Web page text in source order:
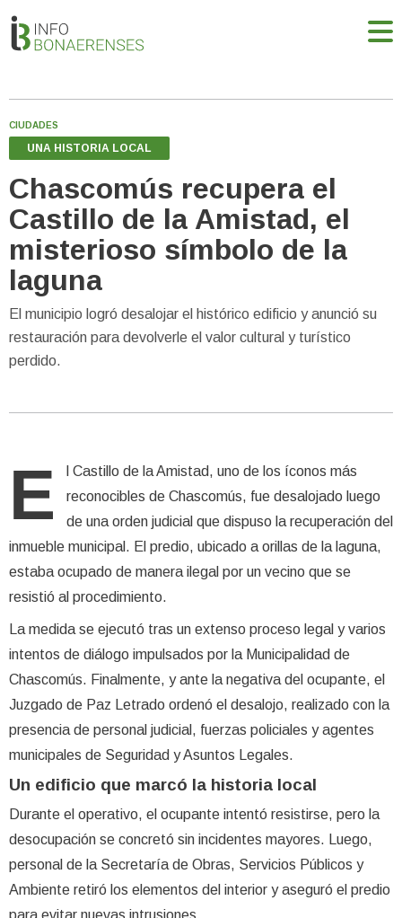
CIUDADES
UNA HISTORIA LOCAL
Chascomús recupera el
Castillo de la Amistad, el
misterioso símbolo de la
laguna
El municipio logró desalojar el histórico edificio y anunció su
restauración para devolverle el valor cultural y turístico
perdido.
E
l Castillo de la Amistad, uno de los íconos más
reconocibles de Chascomús, fue desalojado luego
de una orden judicial que dispuso la recuperación del
inmueble municipal. El predio, ubicado a orillas de la laguna,
estaba ocupado de manera ilegal por un vecino que se
resistió al procedimiento.
La medida se ejecutó tras un extenso proceso legal y varios
intentos de diálogo impulsados por la Municipalidad de
Chascomús. Finalmente, y ante la negativa del ocupante, el
Juzgado de Paz Letrado ordenó el desalojo, realizado con la
presencia de personal judicial, fuerzas policiales y agentes
municipales de Seguridad y Asuntos Legales.
Un edificio que marcó la historia local
Durante el operativo, el ocupante intentó resistirse, pero la
desocupación se concretó sin incidentes mayores. Luego,
personal de la Secretaría de Obras, Servicios Públicos y
Ambiente retiró los elementos del interior y aseguró el predio